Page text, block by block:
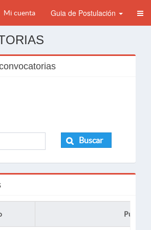
Mi cuenta Guia de Postulación
Buscar
Puesto